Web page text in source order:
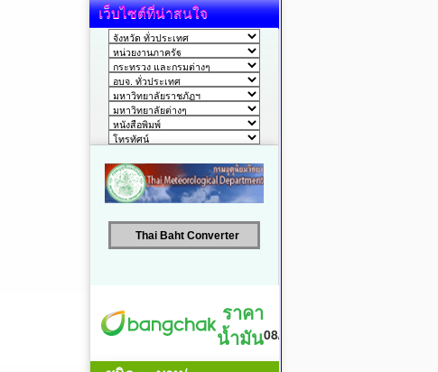
เว็บไซต์ที่น่าสนใจ
Thai Baht Converter